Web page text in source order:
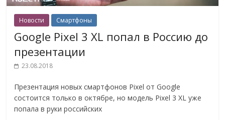
Новости Смартфоны
Google Pixel 3 XL попал в Россию до
презентации
23.08.2018
Презентация новых смартфонов Pixel от Google
состоится только в октябре, но модель Pixel 3 XL уже
попала в руки российских